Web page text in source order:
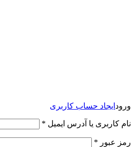
ورود ایجاد حساب کاربری
نام کاربری یا آدرس ایمیل *
رمز عبور *